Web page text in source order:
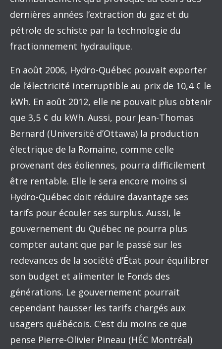
dernières années l’extraction du gaz et du
pétrole de schiste par la technologie du
fractionnement hydraulique.
En août 2006, Hydro-Québec pouvait exporter
de l’électricité interruptible au prix de 10,4 ¢ le
kWh. En août 2012, elle ne pouvait plus obtenir
que 3,5 ¢ du kWh. Aussi, pour Jean-Thomas
Bernard (Université d’Ottawa) la production
électrique de la Romaine, comme celle
provenant des éoliennes, pourra difficilement
être rentable. Elle le sera encore moins si
Hydro-Québec doit réduire davantage ses
tarifs pour écouler ses surplus. Aussi, le
gouvernement du Québec ne pourra plus
compter autant que par le passé sur les
redevances de la société d’État pour équilibrer
son budget et alimenter le Fonds des
générations. Le gouvernement pourrait
cependant hausser les tarifs chargés aux
usagers québécois. C’est du moins ce que
pense Pierre-Olivier Pineau (HÉC Montréal)